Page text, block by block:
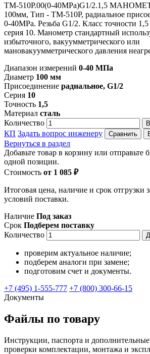
ТМ-510Р.00(0-40MPa)G1/2.1,5
100мм, Тип - ТМ-510Р, радиальное
0-40MPa. Резьба G1/2. Класс точности
серия 10. Манометр стандартный
избыточного, вакуумметрического или
мановакуумметрического давления
Диапазон измерений 0-40 МПа
Диаметр 100 мм
Присоединение радиальное, G1/2
Серия 10
Точность 1,5
Материал сталь
Количество
КП Задать вопрос инженеру Сравнить
Вернуться в раздел
Добавьте товар в корзину или отправьте
одной позиции.
Стоимость от 1 085 ₽
Итоговая цена, наличие и срок отгрузки
условий поставки.
Наличие Под заказ
Срок Подберем поставку
Количество
проверим актуальное наличие;
подберем аналоги при замене;
подготовим счет и документы.
+7 (495) 1-555-777 +7 (800) 300-66-15
Документы
Файлы по товару
Инструкции, паспорта и
проверки комплектации, монтажа и